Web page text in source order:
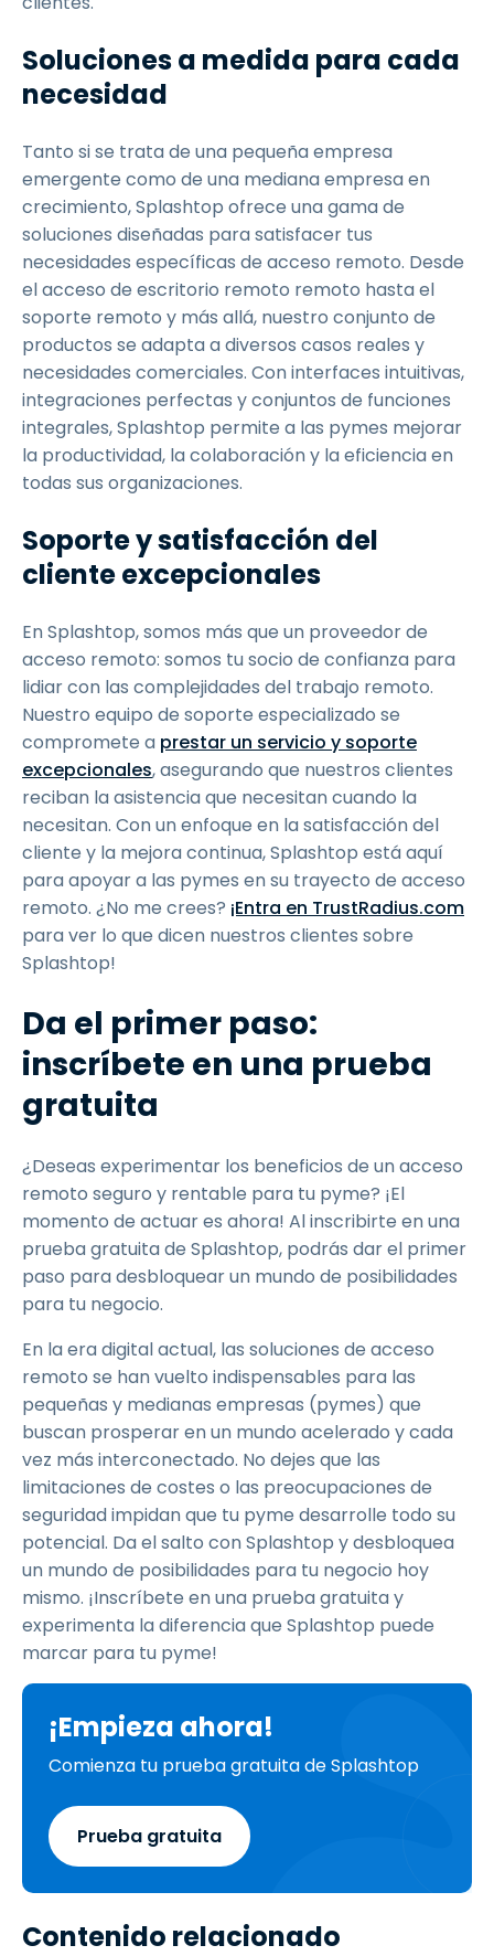
Soluciones a medida para cada
necesidad
Tanto si se trata de una pequeña empresa
emergente como de una mediana empresa en
crecimiento, Splashtop ofrece una gama de
soluciones diseñadas para satisfacer tus
necesidades específicas de acceso remoto. Desde
el acceso de escritorio remoto remoto hasta el
soporte remoto y más allá, nuestro conjunto de
productos se adapta a diversos casos reales y
necesidades comerciales. Con interfaces intuitivas,
integraciones perfectas y conjuntos de funciones
integrales, Splashtop permite a las pymes mejorar
la productividad, la colaboración y la eficiencia en
todas sus organizaciones.
Soporte y satisfacción del
cliente excepcionales
En Splashtop, somos más que un proveedor de
acceso remoto: somos tu socio de confianza para
lidiar con las complejidades del trabajo remoto.
Nuestro equipo de soporte especializado se
compromete a prestar un servicio y soporte
excepcionales, asegurando que nuestros clientes
reciban la asistencia que necesitan cuando la
necesitan. Con un enfoque en la satisfacción del
cliente y la mejora continua, Splashtop está aquí
para apoyar a las pymes en su trayecto de acceso
remoto. ¿No me crees? ¡Entra en TrustRadius.com
para ver lo que dicen nuestros clientes sobre
Splashtop!
Da el primer paso:
inscríbete en una prueba
gratuita
¿Deseas experimentar los beneficios de un acceso
remoto seguro y rentable para tu pyme? ¡El
momento de actuar es ahora! Al inscribirte en una
prueba gratuita de Splashtop, podrás dar el primer
paso para desbloquear un mundo de posibilidades
para tu negocio.
En la era digital actual, las soluciones de acceso
remoto se han vuelto indispensables para las
pequeñas y medianas empresas (pymes) que
buscan prosperar en un mundo acelerado y cada
vez más interconectado. No dejes que las
limitaciones de costes o las preocupaciones de
seguridad impidan que tu pyme desarrolle todo su
potencial. Da el salto con Splashtop y desbloquea
un mundo de posibilidades para tu negocio hoy
mismo. ¡Inscríbete en una prueba gratuita y
experimenta la diferencia que Splashtop puede
marcar para tu pyme!
¡Empieza ahora!
Comienza tu prueba gratuita de Splashtop
Prueba gratuita
Contenido relacionado